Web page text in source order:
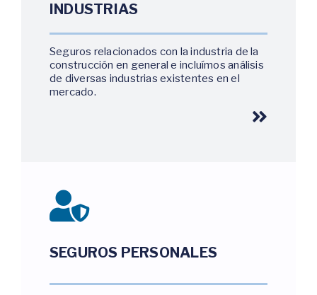
INDUSTRIAS
Seguros relacionados con la industria de la
construcción en general e incluímos análisis
de diversas industrias existentes en el
mercado.
SEGUROS PERSONALES